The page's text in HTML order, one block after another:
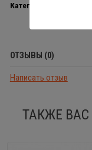
Категории
ОТЗЫВЫ (0)
Написать отзыв
ТАКЖЕ